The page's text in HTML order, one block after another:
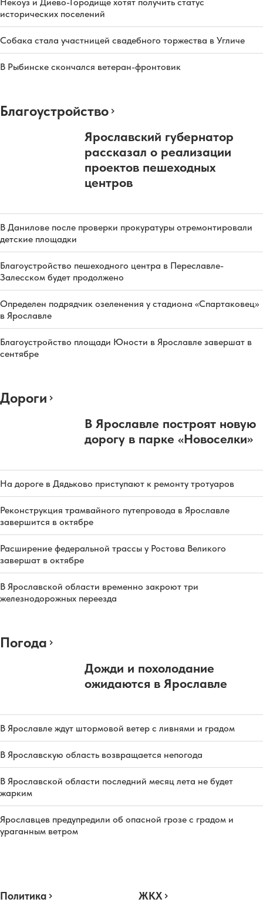
исторических поселений
Собака стала участницей свадебного торжества в Угличе
В Рыбинске скончался ветеран-фронтовик
Благоустройство
Ярославский губернатор
рассказал о реализации
проектов пешеходных
центров
В Данилове после проверки прокуратуры отремонтировали
детские площадки
Благоустройство пешеходного центра в Переславле-
Залесском будет продолжено
Определен подрядчик озеленения у стадиона «Спартаковец»
в Ярославле
Благоустройство площади Юности в Ярославле завершат в
сентябре
Дороги
В Ярославле построят новую
дорогу в парке «Новоселки»
На дороге в Дядьково приступают к ремонту тротуаров
Реконструкция трамвайного путепровода в Ярославле
завершится в октябре
Расширение федеральной трассы у Ростова Великого
завершат в октябре
В Ярославской области временно закроют три
железнодорожных переезда
Погода
Дожди и похолодание
ожидаются в Ярославле
В Ярославле ждут штормовой ветер с ливнями и градом
В Ярославскую область возвращается непогода
В Ярославской области последний месяц лета не будет
жарким
Ярославцев предупредили об опасной грозе с градом и
ураганным ветром
Политика ЖКХ